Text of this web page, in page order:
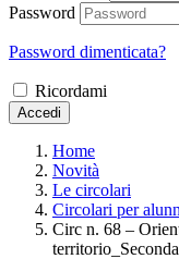
Password
Password dimenticata?
Ricordami
Accedi
Home
Novità
Le circolari
Circolari per
Circ n. 68 –